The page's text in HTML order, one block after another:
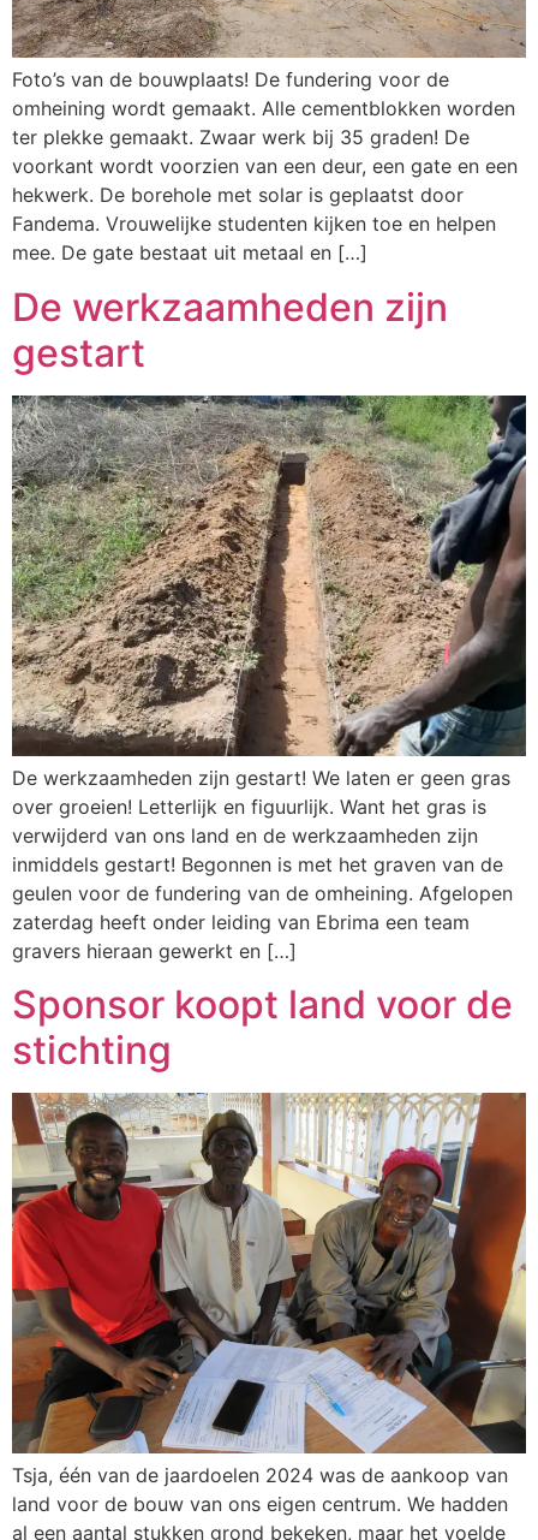
Foto’s van de bouwplaats! De fundering voor de
omheining wordt gemaakt. Alle cementblokken worden
ter plekke gemaakt. Zwaar werk bij 35 graden! De
voorkant wordt voorzien van een deur, een gate en een
hekwerk. De borehole met solar is geplaatst door
Fandema. Vrouwelijke studenten kijken toe en helpen
mee. De gate bestaat uit metaal en […]
De werkzaamheden zijn
gestart
De werkzaamheden zijn gestart! We laten er geen gras
over groeien! Letterlijk en figuurlijk. Want het gras is
verwijderd van ons land en de werkzaamheden zijn
inmiddels gestart! Begonnen is met het graven van de
geulen voor de fundering van de omheining. Afgelopen
zaterdag heeft onder leiding van Ebrima een team
gravers hieraan gewerkt en […]
Sponsor koopt land voor de
stichting
Tsja, één van de jaardoelen 2024 was de aankoop van
land voor de bouw van ons eigen centrum. We hadden
al een aantal stukken grond bekeken, maar het voelde